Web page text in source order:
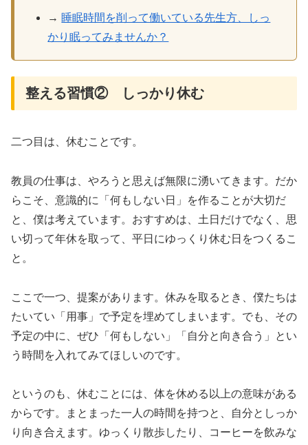
→ 睡眠時間を削って働いている先生方、しっ
かり眠ってみませんか？
整える習慣② しっかり休む
二つ目は、休むことです。
教員の仕事は、やろうと思えば無限に湧いてきます。だか
らこそ、意識的に「何もしない日」を作ることが大切だ
と、僕は考えています。おすすめは、土日だけでなく、思
い切って年休を取って、平日にゆっくり休む日をつくるこ
と。
ここで一つ、提案があります。休みを取るとき、僕たちは
たいてい「用事」で予定を埋めてしまいます。でも、その
予定の中に、ぜひ「何もしない」「自分と向き合う」とい
う時間を入れてみてほしいのです。
というのも、休むことには、体を休める以上の意味がある
からです。まとまった一人の時間を持つと、自分としっか
り向き合えます。ゆっくり散歩したり、コーヒーを飲みな